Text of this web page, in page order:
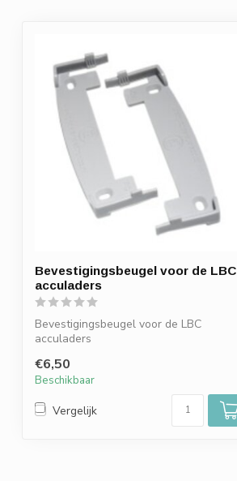
Bevestigingsbeugel voor de LBC
acculaders
Bevestigingsbeugel voor de LBC
acculaders
€6,50
Beschikbaar
Vergelijk